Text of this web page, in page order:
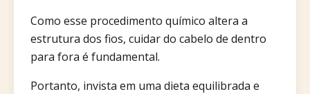
Como esse procedimento químico altera a
estrutura dos fios, cuidar do cabelo de dentro
para fora é fundamental.
Portanto, invista em uma dieta equilibrada e